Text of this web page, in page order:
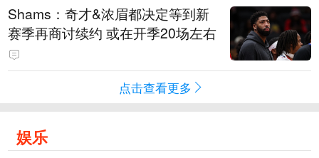
Shams：奇才&浓眉都决定等到新
赛季再商讨续约 或在开季20场左右
点击查看更多
娱乐